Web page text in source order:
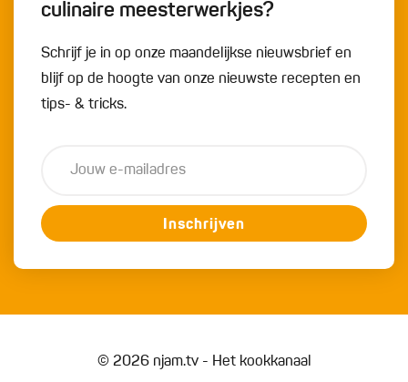
culinaire meesterwerkjes?
Schrijf je in op onze maandelijkse nieuwsbrief en
blijf op de hoogte van onze nieuwste recepten en
tips- & tricks.
Inschrijven
© 2026 njam.tv - Het kookkanaal